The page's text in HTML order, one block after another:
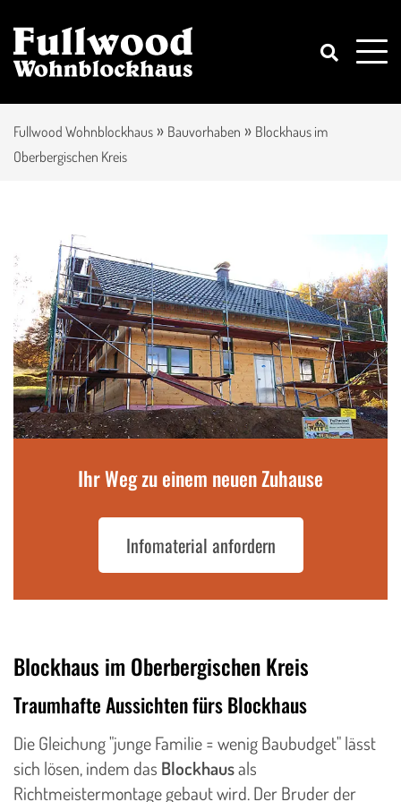
Fullwood Wohnblockhaus » Bauvorhaben » Blockhaus im
Oberbergischen Kreis
Ihr Weg zu einem neuen Zuhause
Infomaterial anfordern
Blockhaus im Oberbergischen Kreis
Traumhafte Aussichten fürs Blockhaus
Die Gleichung "junge Familie = wenig Baubudget" lässt
sich lösen, indem das Blockhausals
Richtmeistermontage gebaut wird. Der Bruder der